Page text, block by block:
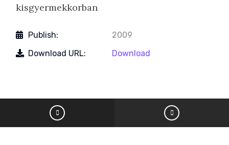
kisgyermekkorban
Publish:
2009
Download URL:
Download